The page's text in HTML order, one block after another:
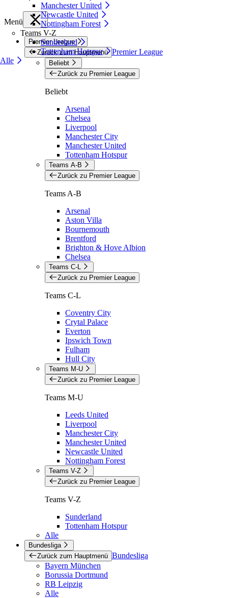
Manchester United
Newcastle United
Nottingham Forest
Teams V-Z
Sunderland
Tottenham Hotspur
Alle
Menü
Premier League
Zurück zum Hauptmenü Premier League
Beliebt
Zurück zu Premier League
Beliebt
Arsenal
Chelsea
Liverpool
Manchester City
Manchester United
Tottenham Hotspur
Teams A-B
Zurück zu Premier League
Teams A-B
Arsenal
Aston Villa
Bournemouth
Brentford
Brighton & Hove Albion
Chelsea
Teams C-L
Zurück zu Premier League
Teams C-L
Coventry City
Crytal Palace
Everton
Ipswich Town
Fulham
Hull City
Teams M-U
Zurück zu Premier League
Teams M-U
Leeds United
Liverpool
Manchester City
Manchester United
Newcastle United
Nottingham Forest
Teams V-Z
Zurück zu Premier League
Teams V-Z
Sunderland
Tottenham Hotspur
Alle
Bundesliga
Zurück zum Hauptmenü Bundesliga
Bayern München
Borussia Dortmund
RB Leipzig
Alle